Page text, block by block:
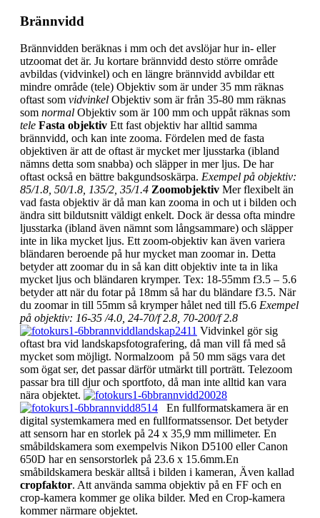
Brännvidd
Brännvidden beräknas i mm och det avslöjar hur in- eller
utzoomat det är. Ju kortare brännvidd desto större område
avbildas (vidvinkel) och en längre brännvidd avbildar ett
mindre område (tele) Objektiv som är under 35 mm räknas
oftast som vidvinkel Objektiv som är från 35-80 mm räknas
som normal Objektiv som är 100 mm och uppåt räknas som
tele Fasta objektiv Ett fast objektiv har alltid samma
brännvidd, och kan inte zooma. Fördelen med de fasta
objektiven är att de oftast är mycket mer ljusstarka (ibland
nämns detta som snabba) och släpper in mer ljus. De har
oftast också en bättre bakgundsoskärpa. Exempel på objektiv:
85/1.8, 50/1.8, 135/2, 35/1.4 Zoomobjektiv Mer flexibelt än
vad fasta objektiv är då man kan zooma in och ut i bilden och
ändra sitt bildutsnitt väldigt enkelt. Dock är dessa ofta mindre
ljusstarka (ibland även nämnt som långsammare) och släpper
inte in lika mycket ljus. Ett zoom-objektiv kan även variera
bländaren beroende på hur mycket man zoomar in. Detta
betyder att zoomar du in så kan ditt objektiv inte ta in lika
mycket ljus och bländaren krymper. Tex: 18-55mm f3.5 – 5.6
betyder att när du fotar på 18mm så har du bländare f3.5. När
du zoomar in till 55mm så krymper hålet ned till f5.6 Exempel
på objektiv: 16-35 /4.0, 24-70/f 2.8, 70-200/f 2.8
Vidvinkel gör sig
oftast bra vid landskapsfotografering, då man vill få med så
mycket som möjligt. Normalzoom på 50 mm sägs vara det
som ögat ser, det passar därför utmärkt till porträtt. Telezoom
passar bra till djur och sportfoto, då man inte alltid kan vara
nära objektet.
En fullformatskamera är en
digital systemkamera med en fullformatssensor. Det betyder
att sensorn har en storlek på 24 x 35,9 mm millimeter. En
småbildskamera som exempelvis Nikon D5100 eller Canon
650D har en sensorstorlek på 23.6 x 15.6mm.En
småbildskamera beskär alltså i bilden i kameran, Även kallad
cropfaktor. Att använda samma objektiv på en FF och en
crop-kamera kommer ge olika bilder. Med en Crop-kamera
kommer närmare objektet.